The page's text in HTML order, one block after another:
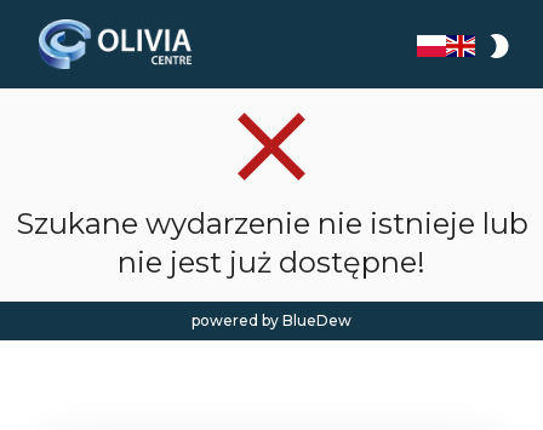
mode_night
clear
Szukane wydarzenie nie istnieje lub
nie jest już dostępne!
powered by BlueDew